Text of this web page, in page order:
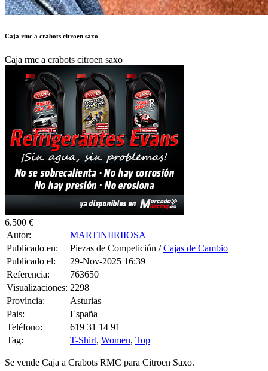
Caja rmc a crabots citroen saxo
Caja rmc a crabots citroen saxo
6.500 €
Autor:
MARTINIIRIIOSA
Publicado en:
Piezas de Competición /Cajas de Cambio
Publicado el:
29-Nov-2025 16:39
Referencia:
763650
Visualizaciones: 2298
Provincia:
Asturias
Pais:
España
Teléfono:
619 31 14 91
Tag:
T-Shirt, Women, Top
Se vende Caja a Crabots RMC para Citroen Saxo.